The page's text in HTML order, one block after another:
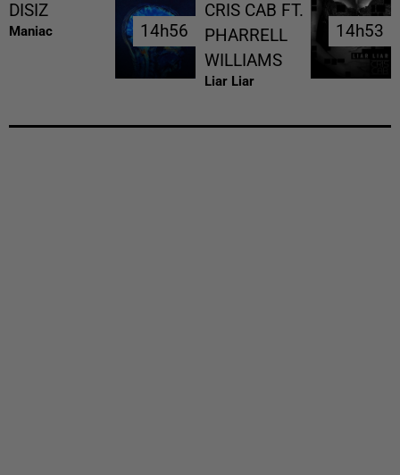
DISIZ
Maniac 14h56
14h56
CRIS CAB FT.
PHARRELL
WILLIAMS
Liar Liar
14h53
14h53